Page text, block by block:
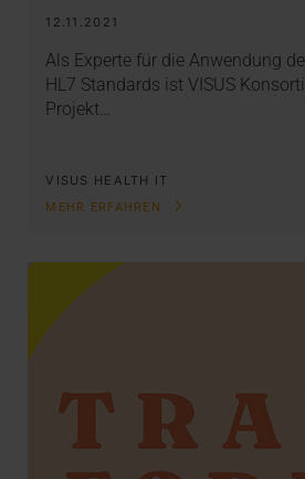
12.11.2021
Als Experte für die Anwendung
HL7 Standards ist VISUS
Projekt…
VISUS HEALTH IT
MEHR ERFAHREN